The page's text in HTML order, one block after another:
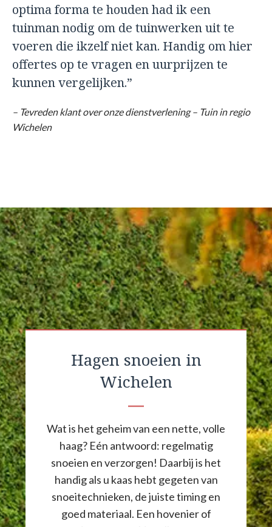
optima forma te houden had ik een
tuinman nodig om de tuinwerken uit te
voeren die ikzelf niet kan. Handig om hier
offertes op te vragen en uurprijzen te
kunnen vergelijken.”
– Tevreden klant over onze dienstverlening – Tuin in regio
Wichelen
Hagen snoeien in
Wichelen
Wat is het geheim van een nette, volle
haag? Eén antwoord: regelmatig
snoeien en verzorgen! Daarbij is het
handig als u kaas hebt gegeten van
snoeitechnieken, de juiste timing en
goed materiaal. Een hovenier of